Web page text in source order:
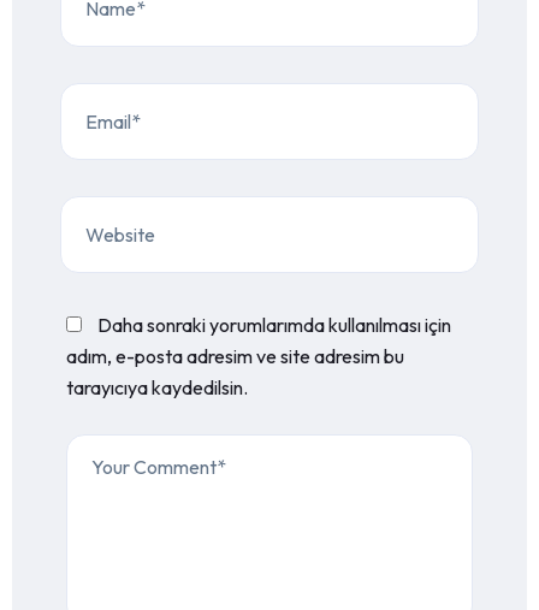
Daha sonraki yorumlarımda kullanılması için
adım, e-posta adresim ve site adresim bu
tarayıcıya kaydedilsin.